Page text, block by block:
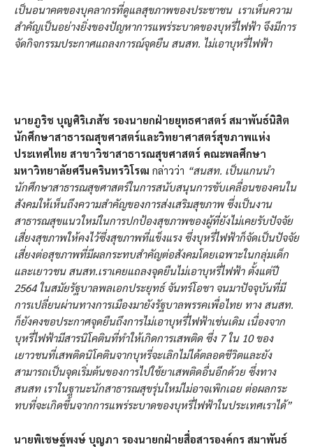
เป็นอนาคตของบุคลากรที่ดูแลสุขภาพของประชาชน เราเห็นความ
สำคัญเป็นอย่างยิ่งของปัญหาการแพร่ระบาดของบุหรี่ไฟฟ้า จึงมีการ
จัดกิจกรรมประกาศแถลงการณ์จุดยืน สนสท. ไม่เอาบุหรี่ไฟฟ้า
นายภูริช บุญศิริเภสัช รองนายกฝ่ายยุทธศาสตร์ สมาพันธ์นิสิต
นักศึกษาสาธารณสุขศาสตร์และวิทยาศาสตร์สุขภาพแห่ง
ประเทศไทย สาขาวิชาสาธารณสุขศาสตร์ คณะพลศึกษา
มหาวิทยาลัยศรีนครินทรวิโรฒ กล่าวว่า “สนสท. เป็นแกนนำ
นักศึกษาสาธารณสุขศาสตร์ในการสนับสนุนการขับเคลื่อนของคนใน
สังคมให้เห็นถึงความสำคัญของการส่งเสริมสุขภาพ ซึ่งเป็นงาน
สาธารณสุขแนวใหม่ในการปกป้องสุขภาพของผู้ที่ยังไม่เคยรับปัจจัย
เสี่ยงสุขภาพให้คงไว้ซึ่งสุขภาพที่แข็งแรง ซึ่งบุหรี่ไฟฟ้าก็จัดเป็นปัจจัย
เสี่ยงต่อสุขภาพที่มีผลกระทบสำคัญต่อสังคมโดยเฉพาะในกลุ่มเด็ก
และเยาวชน สนสท.เราเคยแถลงจุดยืนไม่เอาบุหรี่ไฟฟ้า ตั้งแต่ปี
2564 ในสมัยรัฐบาลพลเอกประยุทธ์ จันทร์โอชา จนมาปัจจุบันที่มี
การเปลี่ยนผ่านทางการเมืองมายังรัฐบาลพรรคเพื่อไทย ทาง สนสท.
ก็ยังคงขอประกาศจุดยืนถึงการไม่เอาบุหรี่ไฟฟ้าเช่นเดิม เนื่องจาก
บุหรี่ไฟฟ้ามีสารนิโคตินที่ทำให้เกิดการเสพติด ซึ่ง 7 ใน 10 ของ
เยาวชนที่เสพติดนิโคตินจากบุหรี่จะเลิกไม่ได้ตลอดชีวิตและยัง
สามารถเป็นจุดเริ่มต้นของการไปใช้ยาเสพติดอื่นอีกด้วย ซึ่งทาง
สนสท เราในฐานะนักสาธารณสุขรุ่นใหม่ไม่อาจเพิกเฉย ต่อผลกระ
ทบที่จะเกิดขึ้นจากการแพร่ระบาดของบุหรี่ไฟฟ้าในประเทศเราได้”
นายพิเชษฐ์พงษ์ บุญภา รองนายกฝ่ายสื่อสารองค์กร สมาพันธ์